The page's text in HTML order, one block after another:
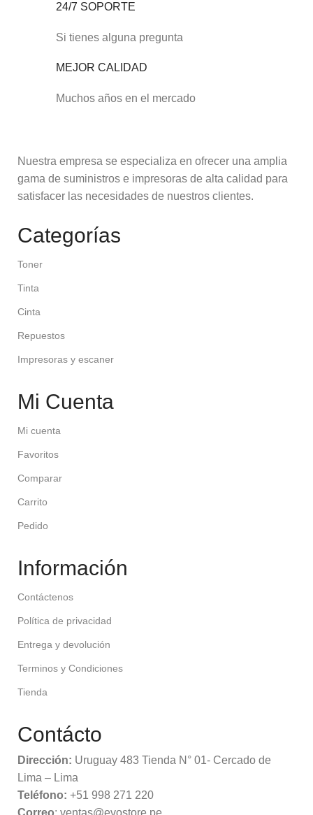
24/7 SOPORTE
Si tienes alguna pregunta
MEJOR CALIDAD
Muchos años en el mercado
Nuestra empresa se especializa en ofrecer una amplia
gama de suministros e impresoras de alta calidad para
satisfacer las necesidades de nuestros clientes.
Categorías
Toner
Tinta
Cinta
Repuestos
Impresoras y escaner
Mi Cuenta
Mi cuenta
Favoritos
Comparar
Carrito
Pedido
Información
Contáctenos
Política de privacidad
Entrega y devolución
Terminos y Condiciones
Tienda
Contácto
Dirección: Uruguay 483 Tienda N° 01- Cercado de
Lima – Lima
Teléfono: +51 998 271 220